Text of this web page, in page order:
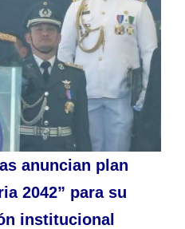
anuncian plan
2042” para su
institucional